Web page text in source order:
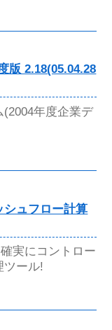
版 2.18(05.04.28
年度企業デ
シュフロー計算
実にコントロー
ツール!